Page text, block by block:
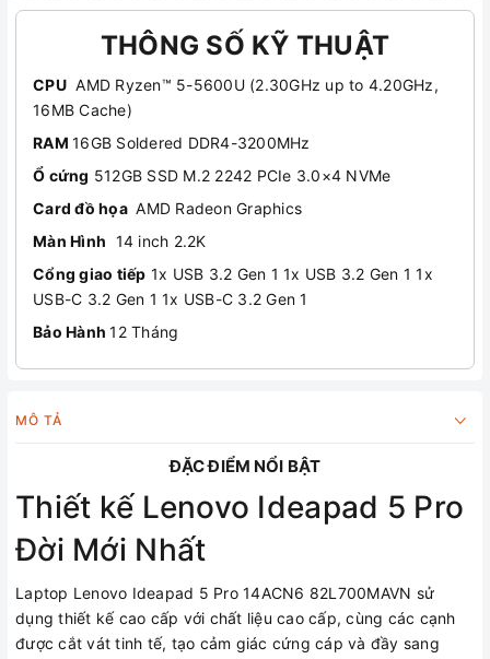
THÔNG SỐ KỸ THUẬT
CPUAMD Ryzen™ 5-5600U (2.30GHz up to 4.20GHz,
16MB Cache)
RAM 16GB Soldered DDR4-3200MHz
Ổ cứng 512GB SSD M.2 2242 PCIe 3.0×4 NVMe
Card đồ họa AMD Radeon Graphics
Màn Hình 14 inch 2.2K
Cổng giao tiếp 1x USB 3.2 Gen 1 1x USB 3.2 Gen 1 1x
USB-C 3.2 Gen 1 1x USB-C 3.2 Gen 1
Bảo Hành12 Tháng
MÔ TẢ
ĐẶC ĐIỂM NỔI BẬT
Thiết kế Lenovo Ideapad 5 Pro
Đời Mới Nhất
Laptop Lenovo Ideapad 5 Pro 14ACN6 82L700MAVN sử
dụng thiết kế cao cấp với chất liệu cao cấp, cùng các cạnh
được cắt vát tinh tế, tạo cảm giác cứng cáp và đầy sang